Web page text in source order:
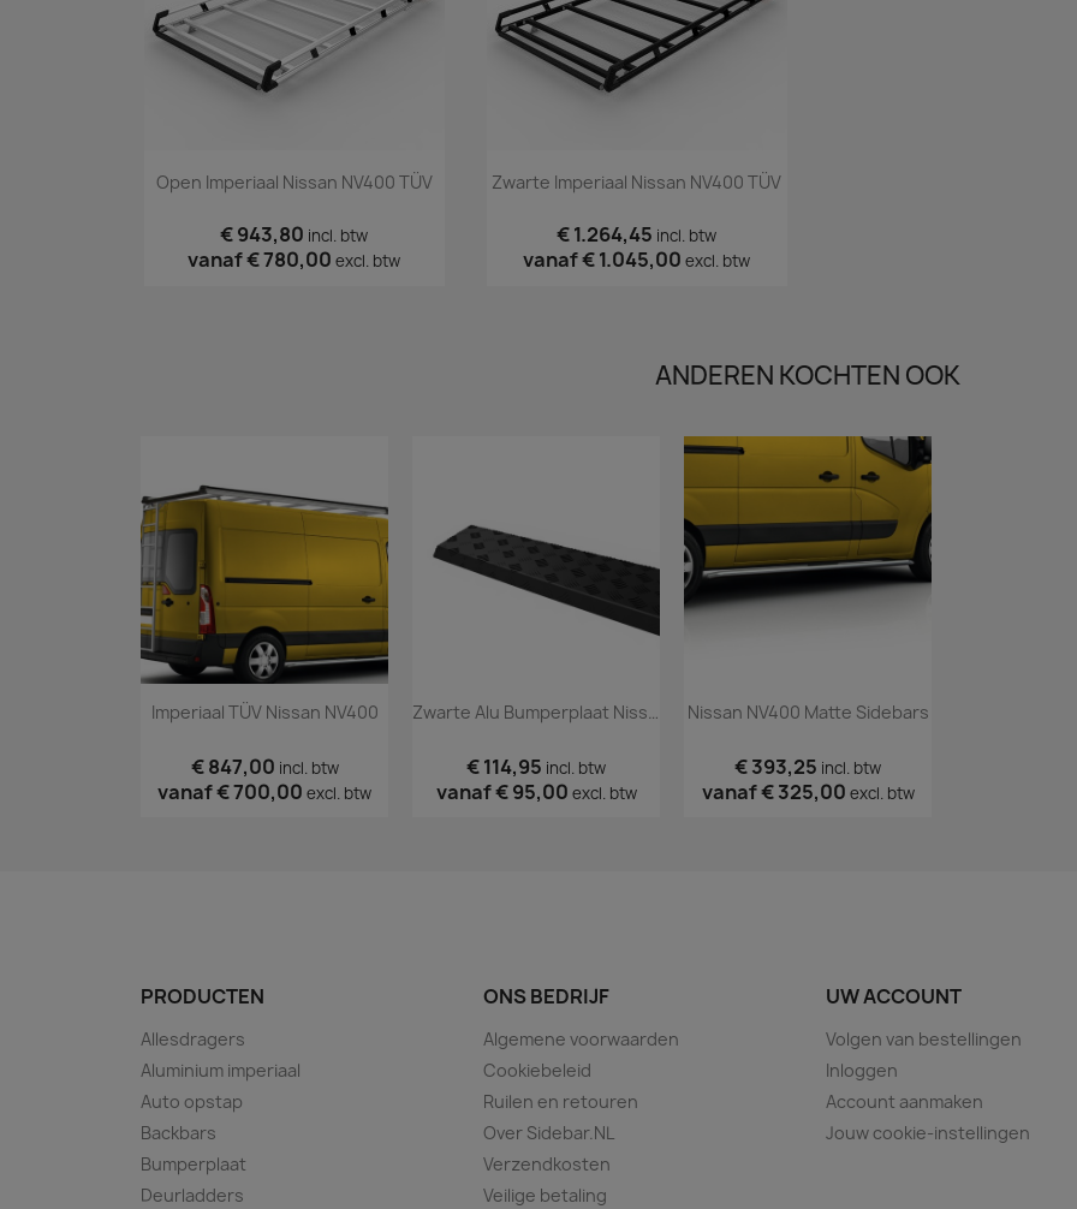
Snel bekijken
Open Imperiaal Nissan NV400 TÜV
€ 943,80 incl. btw
vanaf€ 780,00 excl. btw
Snel bekijken
Zwarte Imperiaal Nissan NV400 TÜV
€ 1.264,45 incl. btw
vanaf€ 1.045,00 excl. btw
ANDEREN KOCHTEN OOK
Imperiaal TÜV Nissan NV400
€ 847,00 incl. btw
vanaf€ 700,00 excl. btw
€ 114,95 incl. btw
vanaf€ 95,00 excl. btw
Nissan NV400 Matte Sidebars
€ 393,25 incl. btw
vanaf€ 325,00 excl. btw
PRODUCTEN
Allesdragers
Aluminium imperiaal
Auto opstap
Backbars
Bumperplaat
Deurladders
ONS BEDRIJF
Algemene voorwaarden
Cookiebeleid
Ruilen en retouren
Over Sidebar.NL
Verzendkosten
Veilige betaling
UW ACCOUNT
Volgen van bestellingen
Inloggen
Account aanmaken
Jouw cookie-instellingen